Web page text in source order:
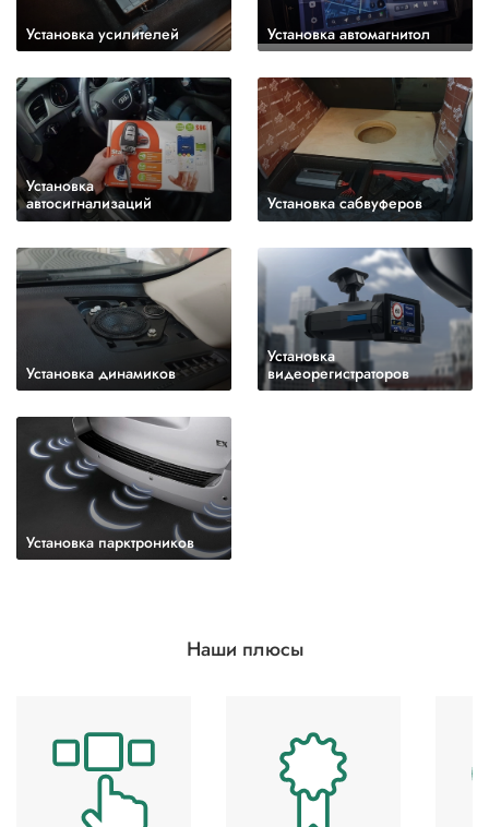
Установка усилителей Установка автомагнитол
Установка
автосигнализаций
Установка сабвуферов
Установка динамиков
Установка
видеорегистраторов
Установка парктроников
Наши плюсы